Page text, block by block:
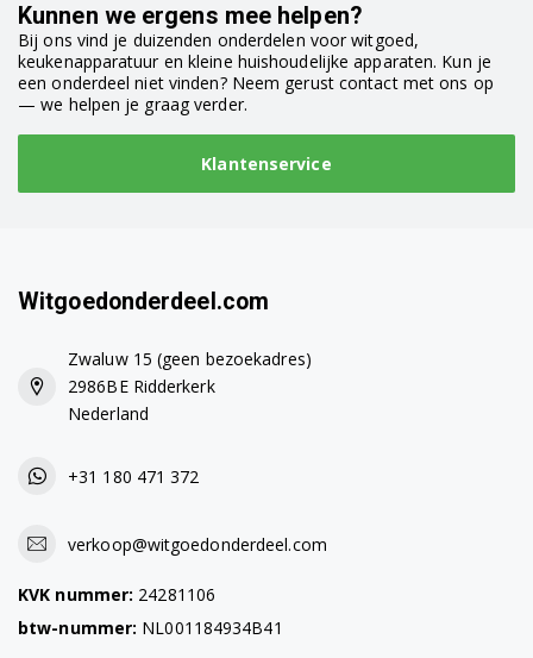
Bosch KIL20A51/01
Bosch KIL20A51/02
Bosch KIL20NSF0/02
Bosch KIL20V00/01
Bosch KIL20V00/02
Bosch KIL20V21FF/02
Kunnen we ergens mee helpen?
Bij ons vind je duizenden onderdelen voor witgoed,
keukenapparatuur en kleine huishoudelijke apparaten. Kun je
een onderdeel niet vinden? Neem gerust contact met ons op
— we helpen je graag verder.
Klantenservice
Witgoedonderdeel.com
Zwaluw 15 (geen bezoekadres)
2986BE Ridderkerk
Nederland
+31 180 471 372
verkoop@witgoedonderdeel.com
KVK nummer: 24281106
btw-nummer: NL001184934B41